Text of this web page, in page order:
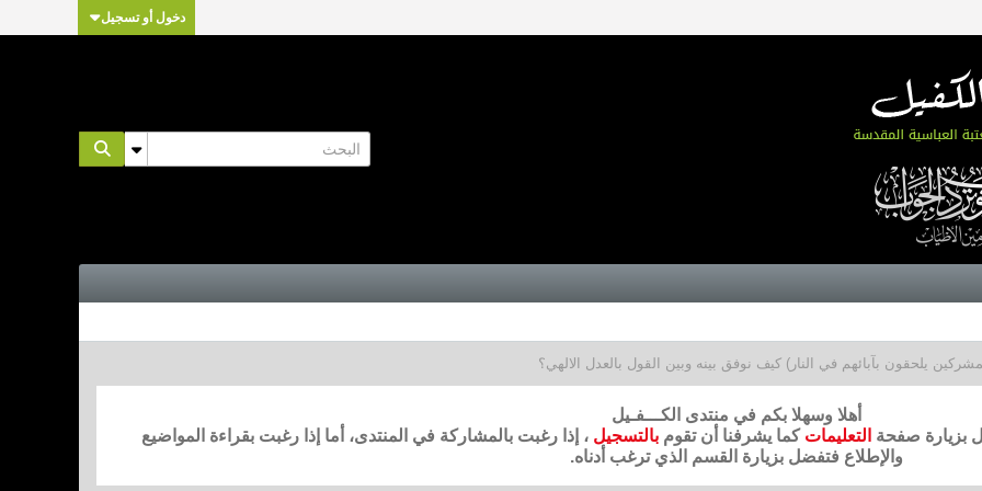
دخول أو تسجيل
يلحقون بآبائهم في النار) كيف نوفق بينه وبين القول بالعدل الالهي؟
أهلا وسهلا بكم في منتدى الكـــفـيل
بزيارة صفحة التعليمات كما يشرفنا أن تقوم بالتسجيل ، إذا رغبت بالمشاركة في المنتدى، أما إذا رغبت بقراءة المواضيع
والإطلاع فتفضل بزيارة القسم الذي ترغب أدناه.